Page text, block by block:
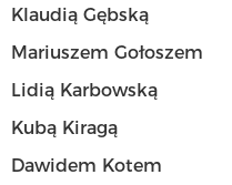
Klaudią Gębską
Mariuszem Gołoszem
Lidią Karbowską
Kubą Kiragą
Dawidem Kotem